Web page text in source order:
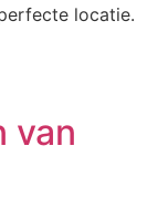
locatie.
van